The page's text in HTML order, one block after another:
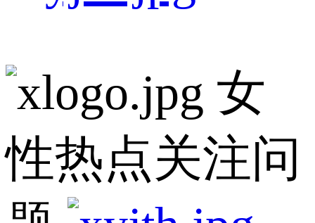
女
性热点关注问